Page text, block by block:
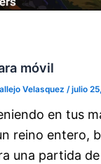
móvil
Velasquez /julio
en tus
reino entero,
una partida